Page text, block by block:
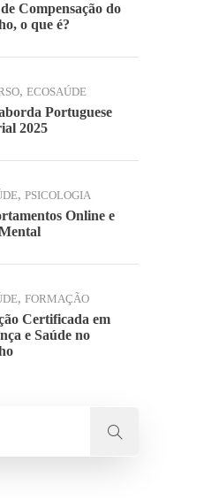
Compensação do
o que é?
, ECOSAÚDE
Portuguese
2025
, PSICOLOGIA
Online e
, FORMAÇÃO
Certificada em
e Saúde no